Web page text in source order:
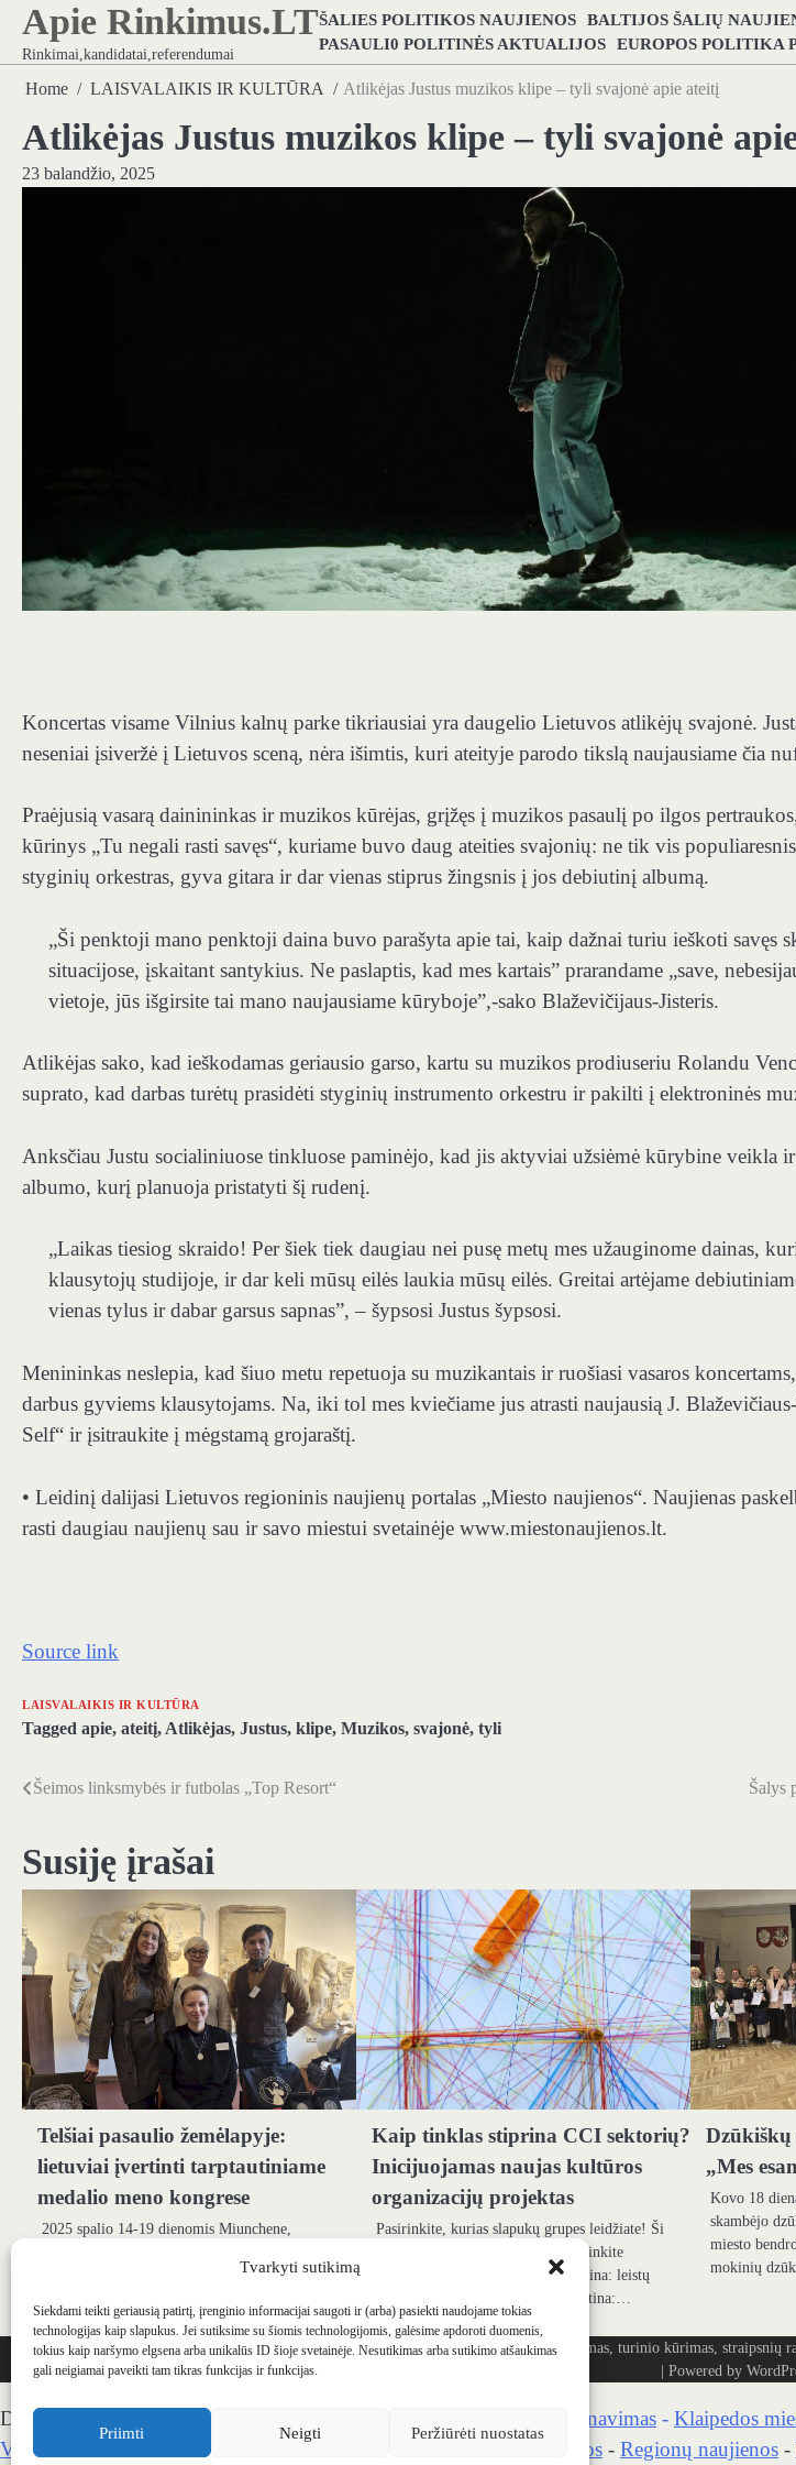
Tvarkyti sutikimą
Siekdami teikti geriausią patirtį, įrenginio informacijai saugoti ir (arba) pasiekti naudojame tokias
technologijas kaip slapukus. Jei sutiksime su šiomis technologijomis, galėsime apdoroti duomenis,
tokius kaip naršymo elgsena arba unikalūs ID šioje svetainėje. Nesutikimas arba sutikimo atšaukimas
gali neigiamai paveikti tam tikras funkcijas ir funkcijas.
Priimti Neigti Peržiūrėti nuostatas
Skip
content
Apie Rinkimus.LT
Rinkimai,kandidatai,referendumai
ŠALIES POLITIKOS NAUJIENOS BALTIJOS ŠALIŲ
PASAULI0 POLITINĖS AKTUALIJOS EUROPOS POLITIKA
Home LAISVALAIKIS IR KULTŪRA Atlikėjas Justus muzikos klipe – tyli svajonė apie ateitį
Atlikėjas Justus muzikos klipe – tyli svajonė
23 balandžio, 2025
Koncertas visame Vilnius kalnų parke tikriausiai yra daugelio Lietuvos atlikėjų svajonė.
neseniai įsiveržė į Lietuvos sceną, nėra išimtis, kuri ateityje parodo tikslą naujausiame čia
Praėjusią vasarą dainininkas ir muzikos kūrėjas, grįžęs į muzikos pasaulį po ilgos
kūrinys „Tu negali rasti savęs“, kuriame buvo daug ateities svajonių: ne tik vis
styginių orkestras, gyva gitara ir dar vienas stiprus žingsnis į jos debiutinį albumą.
„Ši penktoji mano penktoji daina buvo parašyta apie tai, kaip dažnai turiu ieškoti savęs
situacijose, įskaitant santykius. Ne paslaptis, kad mes kartais” prarandame „save,
vietoje, jūs išgirsite tai mano naujausiame kūryboje”,-sako Blaževičijaus-Jisteris.
Atlikėjas sako, kad ieškodamas geriausio garso, kartu su muzikos prodiuseriu Rolandu
suprato, kad darbas turėtų prasidėti styginių instrumento orkestru ir pakilti į elektroninės
Anksčiau Justu socialiniuose tinkluose paminėjo, kad jis aktyviai užsiėmė kūrybine veikla
albumo, kurį planuoja pristatyti šį rudenį.
„Laikas tiesiog skraido! Per šiek tiek daugiau nei pusę metų mes užauginome dainas,
klausytojų studijoje, ir dar keli mūsų eilės laukia mūsų eilės. Greitai artėjame
vienas tylus ir dabar garsus sapnas”, – šypsosi Justus šypsosi.
Menininkas neslepia, kad šiuo metu repetuoja su muzikantais ir ruošiasi vasaros
darbus gyviems klausytojams. Na, iki tol mes kviečiame jus atrasti naujausią J.
Self“ ir įsitraukite į mėgstamą grojaraštį.
• Leidinį dalijasi Lietuvos regioninis naujienų portalas „Miesto naujienos“. Naujienas
rasti daugiau naujienų sau ir savo miestui svetainėje www.miestonaujienos.lt.
Source link
LAISVALAIKIS IR KULTŪRA
Tagged apie, ateitį,Atlikėjas, Justus, klipe, Muzikos, svajonė, tyli
Navigacija
įrašų
Šeimos linksmybės ir futbolas „Top Resort“ Šalys
Susiję įrašai
Telšiai pasaulio žemėlapyje:
lietuviai įvertinti tarptautiniame
medalio meno kongrese
2025 spalio 14-19 dienomis Miunchene,
meno federacijos) XXXVIII kongresas „Our
Kaip tinklas stiprina CCI sektorių?
Inicijuojamas naujas kultūros
organizacijų projektas
Pasirinkite, kurias slapukų grupes leidžiate! Ši
svetainė tai padarys: Būtina: atsiminkite
pasirinktų slapukų nustatymus Būtina: leistų
sesijos (apsilankymo) slapukus Būtina:…
Dzūkiškų
„Mes
Kovo 18
skambėjo
miesto
mokinių
WEBSTUDIO.LT© SKAITMENINIO MARKETINGO PASLAUGOS. SEO tekstų rašymas, turinio kūrimas, straipsnių
| Powered by
Draugai: - Marketingo agentūra Skaidrių skenavimas - Klaipedos
Veidoskaita
Teniso treniruotės - Pranešimai spaudai - Kauno naujienos - Regionų naujienos -